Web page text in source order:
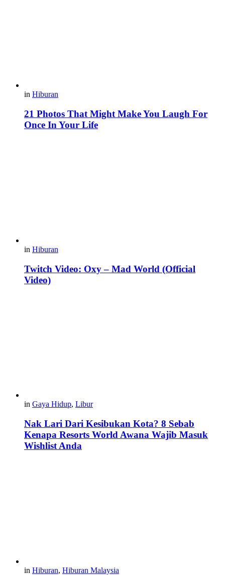
in Hiburan
21 Photos That Might Make You Laugh For
Once In Your Life
in Hiburan
Twitch Video: Oxy – Mad World (Official
Video)
in Gaya Hidup, Libur
Nak Lari Dari Kesibukan Kota? 8 Sebab
Kenapa Resorts World Awana Wajib Masuk
Wishlist Anda
in Hiburan, Hiburan Malaysia